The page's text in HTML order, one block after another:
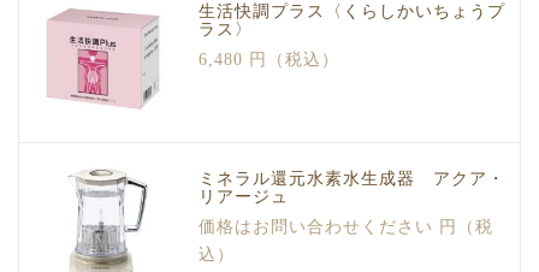
生活快調プラス〈くらしかいちょうプ
ラス〉
6,480 円（税込）
ミネラル還元水素水生成器 アクア・
リアージュ
価格はお問い合わせください 円（税
込）